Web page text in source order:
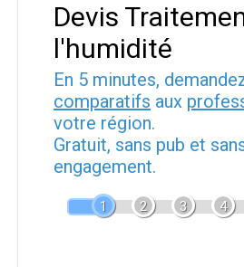
Devis
l'humidité
En 5 minutes,
comparatifs aux
votre région.
Gratuit, sans pub et
engagement.
1 2 3 4